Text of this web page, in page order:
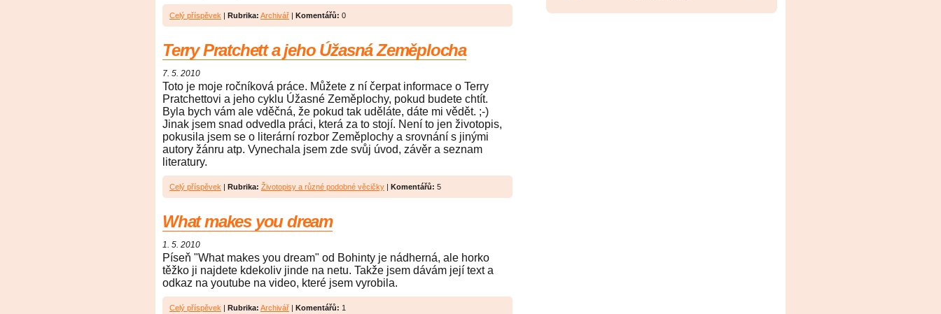
Celý příspěvek | Rubrika: Archivář | Komentářů: 0
Terry Pratchett a jeho Úžasná Zeměplocha
7. 5. 2010
Toto je moje ročníková práce. Můžete z ní čerpat informace o Terry
Pratchettovi a jeho cyklu Úžasné Zeměplochy, pokud budete chtít.
Byla bych vám ale vděčná, že pokud tak uděláte, dáte mi vědět. ;-)
Jinak jsem snad odvedla práci, která za to stojí. Není to jen životopis,
pokusila jsem se o literární rozbor Zeměplochy a srovnání s jinými
autory žánru atp. Vynechala jsem zde svůj úvod, závěr a seznam
literatury.
Celý příspěvek | Rubrika: Životopisy a různé podobné věcičky | Komentářů: 5
What makes you dream
1. 5. 2010
Píseň "What makes you dream" od Bohinty je nádherná, ale horko
těžko ji najdete kdekoliv jinde na netu. Takže jsem dávám její text a
odkaz na youtube na video, které jsem vyrobila.
Celý příspěvek | Rubrika: Archivář | Komentářů: 1